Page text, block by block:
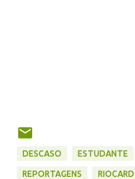
DESCASO ESTUDANTE
REPORTAGENS RIOCARD